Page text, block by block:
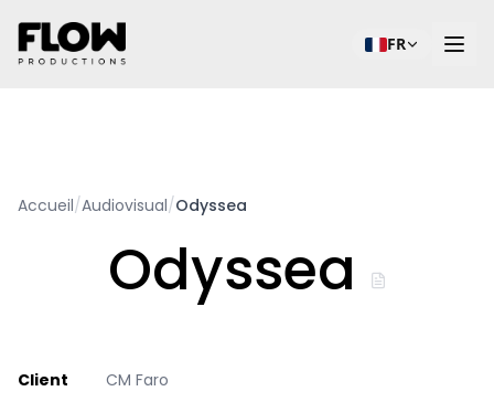
FR
Accueil/Audiovisual/Odyssea
Odyssea
Client
CM Faro